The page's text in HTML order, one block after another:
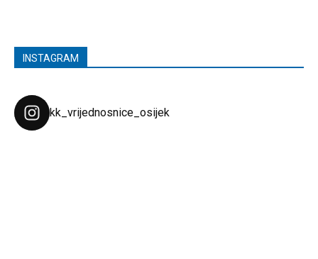
INSTAGRAM
kk_vrijednosnice_osijek